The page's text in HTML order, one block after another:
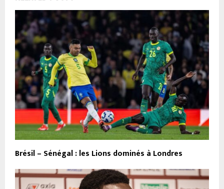
Brésil – Sénégal : les Lions dominés à Londres